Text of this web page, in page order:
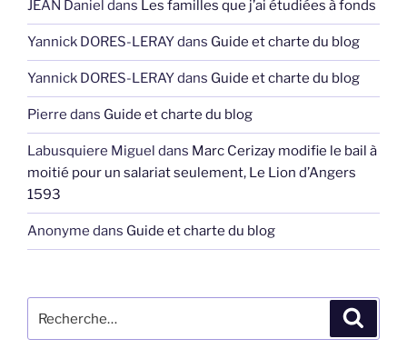
JEAN Daniel dans Les familles que j’ai étudiées à fonds
Yannick DORES-LERAYdans Guide et charte du blog
Yannick DORES-LERAYdans Guide et charte du blog
Pierre dans Guide et charte du blog
Labusquiere Miguel dans Marc Cerizay modifie le bail à
moitié pour un salariat seulement, Le Lion d’Angers
1593
Anonyme dans Guide et charte du blog
pour